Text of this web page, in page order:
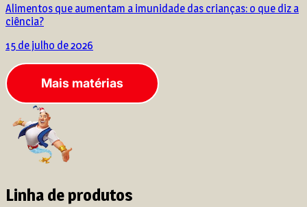
Alimentos que aumentam a imunidade das crianças: o que diz a
ciência?
15 de julho de 2026
Mais matérias
Linha de produtos